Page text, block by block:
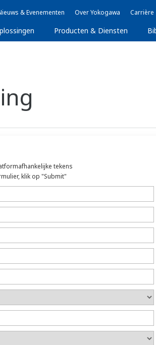
& Evenementen Over Yokogawa Carrière
Producten & Diensten